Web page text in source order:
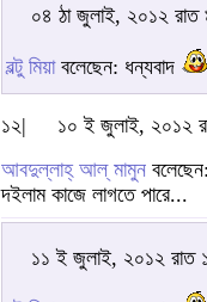
০৪ ঠা জুলাই, ২০১২ রাত
বল্টু মিয়াবলেছেন: ধন্যবাদ
১২|
১০ ই জুলাই, ২০১২
আবদুল্লাহ্‌ আল্‌ মামুন
দইলাম কাজে লাগতে পারে...
১১ ই জুলাই, ২০১২ রাত